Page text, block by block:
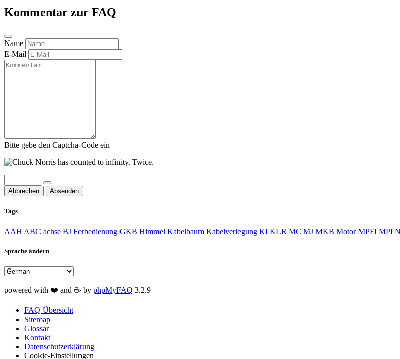
Kommentar zur FAQ
Name
E-Mail
Bitte gebe den Captcha-Code ein
Abbrechen Absenden
Tags
AAH ABC achse BJ Ferbedienung GKB Himmel Kabelbaum Kabelverlegung KI KLR MC MJ MKB Motor MPFI MPI
Sprache ändern
powered with ❤️ and ☕️ by phpMyFAQ 3.2.9
FAQ Übersicht
Sitemap
Glossar
Kontakt
Datenschutzerklärung
Cookie-Einstellungen